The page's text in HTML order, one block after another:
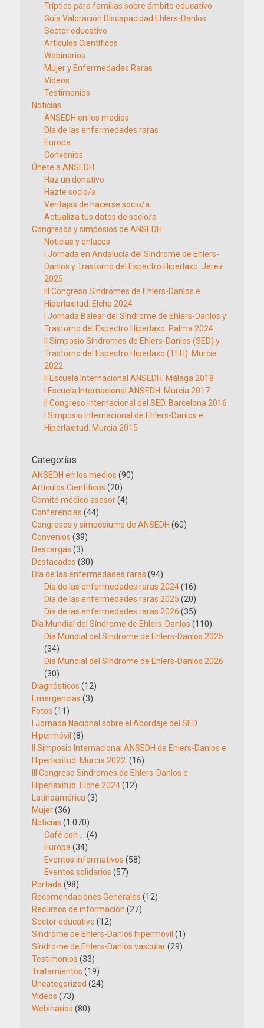
Tríptico para familias sobre ámbito educativo
Guía Valoración Discapacidad Ehlers-Danlos
Sector educativo
Artículos Científicos
Webinarios
Mujer y Enfermedades Raras
Vídeos
Testimonios
Noticias
ANSEDH en los medios
Día de las enfermedades raras
Europa
Convenios
Únete a ANSEDH
Haz un donativo
Hazte socio/a
Ventajas de hacerse socio/a
Actualiza tus datos de socio/a
Congresos y simposios de ANSEDH
Noticias y enlaces
I Jornada en Andalucía del Síndrome de Ehlers-
Danlos y Trastorno del Espectro Hiperlaxo. Jerez
2025
III Congreso Síndromes de Ehlers-Danlos e
Hiperlaxitud. Elche 2024
I Jornada Balear del Síndrome de Ehlers-Danlos y
Trastorno del Espectro Hiperlaxo. Palma 2024
II Simposio Síndromes de Ehlers-Danlos (SED) y
Trastorno del Espectro Hiperlaxo (TEH). Murcia
2022
II Escuela Internacional ANSEDH. Málaga 2018
I Escuela Internacional ANSEDH. Murcia 2017
II Congreso Internacional del SED. Barcelona 2016
I Simposio Internacional de Ehlers-Danlos e
Hiperlaxitud. Murcia 2015
Categorías
ANSEDH en los medios (90)
Artículos Científicos (20)
Comité médico asesor(4)
Conferencias (44)
Congresos y simpósiums de ANSEDH (60)
Convenios (39)
Descargas (3)
Destacados (30)
Día de las enfermedades raras (94)
Día de las enfermedades raras 2024(16)
Día de las enfermedades raras 2025 (20)
Día de las enfermedades raras 2026 (35)
Día Mundial del Síndrome de Ehlers-Danlos (110)
Día Mundial del Síndrome de Ehlers-Danlos 2025
(34)
Día Mundial del Síndrome de Ehlers-Danlos 2026
(30)
Diagnósticos (12)
Emergencias (3)
Fotos (11)
I Jornada Nacional sobre el Abordaje del SED
Hipermóvil (8)
II Simposio Internacional ANSEDH de Ehlers-Danlos e
Hiperlaxitud. Murcia 2022. (16)
III Congreso Síndromes de Ehlers-Danlos e
Hiperlaxitud. Elche 2024(12)
Latinoamérica (3)
Mujer(36)
Noticias (1.070)
Café con …
(4)
Europa (34)
Eventos informativos (58)
Eventos solidarios (57)
Portada (98)
Recomendaciones Generales (12)
Recursos de información (27)
Sector educativo (12)
Síndrome de Ehlers-Danlos hipermóvil (1)
Síndrome de Ehlers-Danlos vascular(29)
Testimonios (33)
Tratamientos (19)
Uncategorized (24)
Vídeos (73)
Webinarios (80)